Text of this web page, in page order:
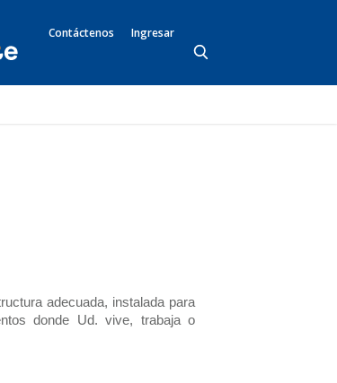
Contáctenos Ingresar
adecuada, instalada para
donde Ud. vive, trabaja o